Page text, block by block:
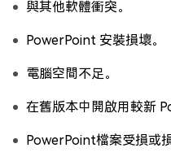
與其他軟體衝突。
PowerPoint 安裝損壞。
電腦空間不足。
在舊版本中開啟用較新
PowerPoint檔案受損或損